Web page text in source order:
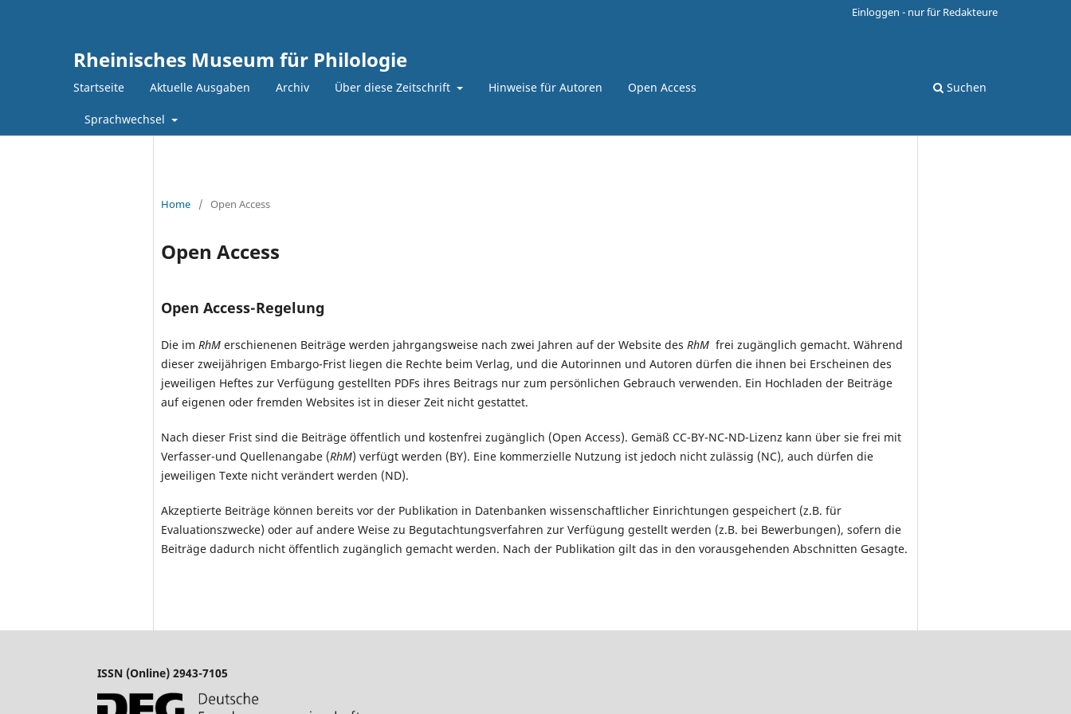
Rheinisches Museum für Philologie
Startseite Aktuelle Ausgaben Archiv Über diese Zeitschrift Hinweise für Autoren Open Access
Sprachwechsel
Suchen
Einloggen - nur für Redakteure
Home / Open Access
Open Access
Open Access-Regelung
Die im RhM erschienenen Beiträge werden jahrgangsweise nach zwei Jahren auf der Website des RhM frei zugänglich gemacht. Während
dieser zweijährigen Embargo-Frist liegen die Rechte beim Verlag, und die Autorinnen und Autoren dürfen die ihnen bei Erscheinen des
jeweiligen Heftes zur Verfügung gestellten PDFs ihres Beitrags nur zum persönlichen Gebrauch verwenden. Ein Hochladen der Beiträge
auf eigenen oder fremden Websites ist in dieser Zeit nicht gestattet.
Nach dieser Frist sind die Beiträge öffentlich und kostenfrei zugänglich (Open Access). Gemäß CC-BY-NC-ND-Lizenz kann über sie frei mit
Verfasser-und Quellenangabe (RhM) verfügt werden (BY). Eine kommerzielle Nutzung ist jedoch nicht zulässig (NC), auch dürfen die
jeweiligen Texte nicht verändert werden (ND).
Akzeptierte Beiträge können bereits vor der Publikation in Datenbanken wissenschaftlicher Einrichtungen gespeichert (z.B. für
Evaluationszwecke) oder auf andere Weise zu Begutachtungsverfahren zur Verfügung gestellt werden (z.B. bei Bewerbungen), sofern die
Beiträge dadurch nicht öffentlich zugänglich gemacht werden. Nach der Publikation gilt das in den vorausgehenden Abschnitten Gesagte.
ISSN (Online) 2943-7105